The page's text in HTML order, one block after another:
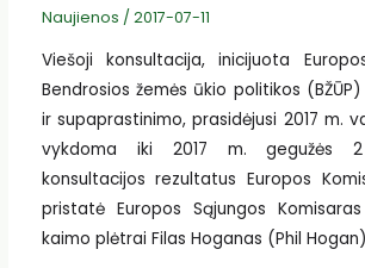
Naujienos / 2017-07-11
Viešoji konsultacija, inicijuota
Bendrosios žemės ūkio politikos
ir supaprastinimo, prasidėjusi 2017 m.
vykdoma iki 2017 m. gegužės
konsultacijos rezultatus Europos
pristatė Europos Sąjungos
kaimo plėtrai Filas Hoganas (Phil